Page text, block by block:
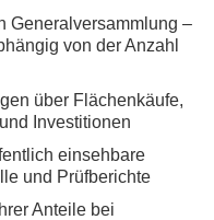
Generalversammlung –
von der Anzahl
über Flächenkäufe,
Investitionen
einsehbare
und Prüfberichte
Anteile bei